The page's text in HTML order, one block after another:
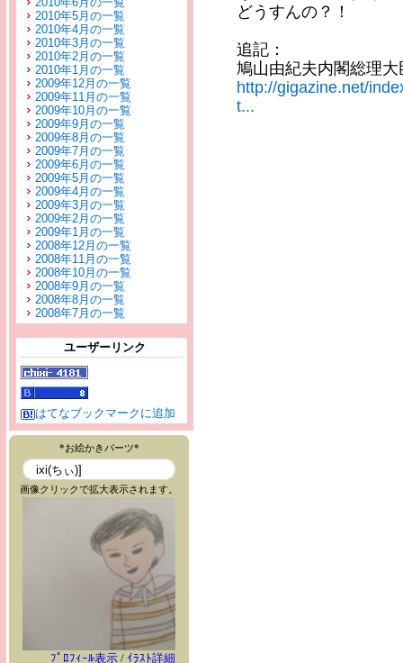
2010年5月の一覧
2010年4月の一覧
2010年3月の一覧
2010年2月の一覧
2010年1月の一覧
2009年12月の一覧
2009年11月の一覧
2009年10月の一覧
2009年9月の一覧
2009年8月の一覧
2009年7月の一覧
2009年6月の一覧
2009年5月の一覧
2009年4月の一覧
2009年3月の一覧
2009年2月の一覧
2009年1月の一覧
2008年12月の一覧
2008年11月の一覧
2008年10月の一覧
2008年9月の一覧
2008年8月の一覧
2008年7月の一覧
ユーザーリンク
はてなブックマークに追加
どうすんの？！
追記：
鳩山由紀夫内閣総理
http://gigazine.net/
t...